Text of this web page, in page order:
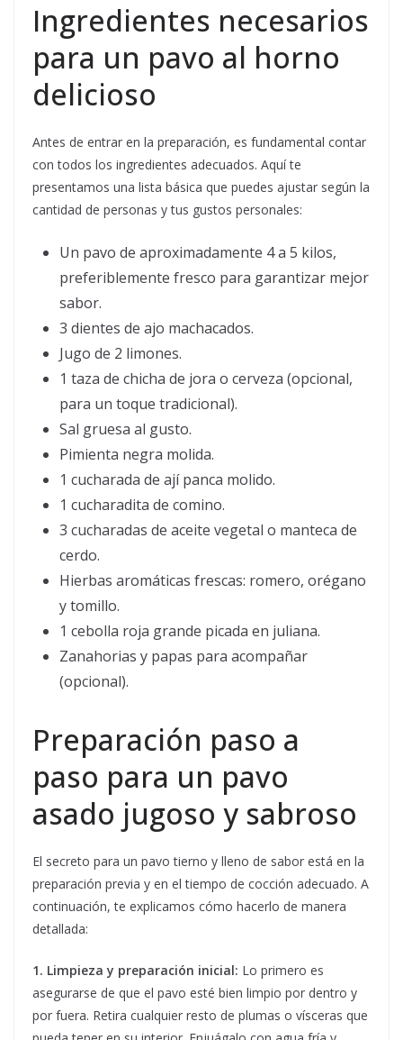
Ingredientes necesarios
para un pavo al horno
delicioso
Antes de entrar en la preparación, es fundamental contar
con todos los ingredientes adecuados. Aquí te
presentamos una lista básica que puedes ajustar según la
cantidad de personas y tus gustos personales:
Un pavo de aproximadamente 4 a 5 kilos,
preferiblemente fresco para garantizar mejor
sabor.
3 dientes de ajo machacados.
Jugo de 2 limones.
1 taza de chicha de jora o cerveza (opcional,
para un toque tradicional).
Sal gruesa al gusto.
Pimienta negra molida.
1 cucharada de ají panca molido.
1 cucharadita de comino.
3 cucharadas de aceite vegetal o manteca de
cerdo.
Hierbas aromáticas frescas: romero, orégano
y tomillo.
1 cebolla roja grande picada en juliana.
Zanahorias y papas para acompañar
(opcional).
Preparación paso a
paso para un pavo
asado jugoso y sabroso
El secreto para un pavo tierno y lleno de sabor está en la
preparación previa y en el tiempo de cocción adecuado. A
continuación, te explicamos cómo hacerlo de manera
detallada:
1. Limpieza y preparación inicial: Lo primero es
asegurarse de que el pavo esté bien limpio por dentro y
por fuera. Retira cualquier resto de plumas o vísceras que